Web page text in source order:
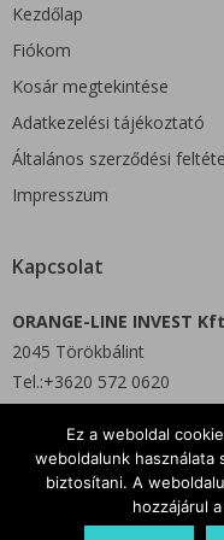
Kezdőlap
Fiókom
Kosár megtekintése
Adatkezelési tájékoztató
Általános szerződési
Impresszum
Kapcsolat
ORANGE-LINE INVEST
2045 Törökbálint
Tel.:+3620 572 0620
E-mail: info@orgshop.hu
Ez a weboldal
weboldalunk
biztosítani. A
hozzájárul